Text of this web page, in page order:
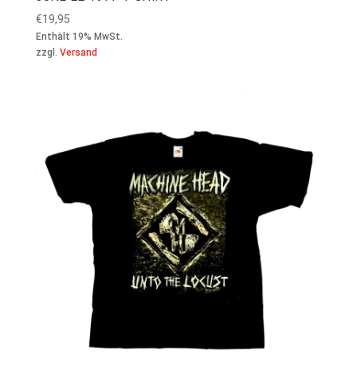
€19,95
Enthält 19% MwSt.
zzgl. Versand